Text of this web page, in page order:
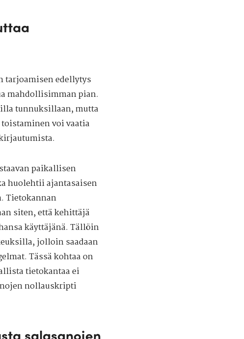
tarjoamisen edellytys
mahdollisimman pian.
tunnuksillaan, mutta
voi vaatia
paikallisen
huolehtii ajantasaisen
Tietokannan
siten, että kehittäjä
käyttäjänä. Tällöin
jolloin saadaan
Tässä kohtaa on
tietokantaa ei
nollauskripti
salasanojen